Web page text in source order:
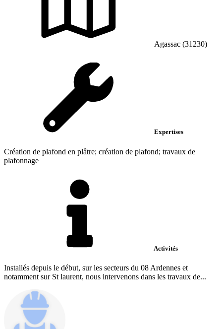
Agassac (31230)
Expertises
Création de plafond en plâtre; création de plafond; travaux de
plafonnage
Activités
Installés depuis le début, sur les secteurs du 08 Ardennes et
notamment sur St laurent, nous intervenons dans les travaux de...